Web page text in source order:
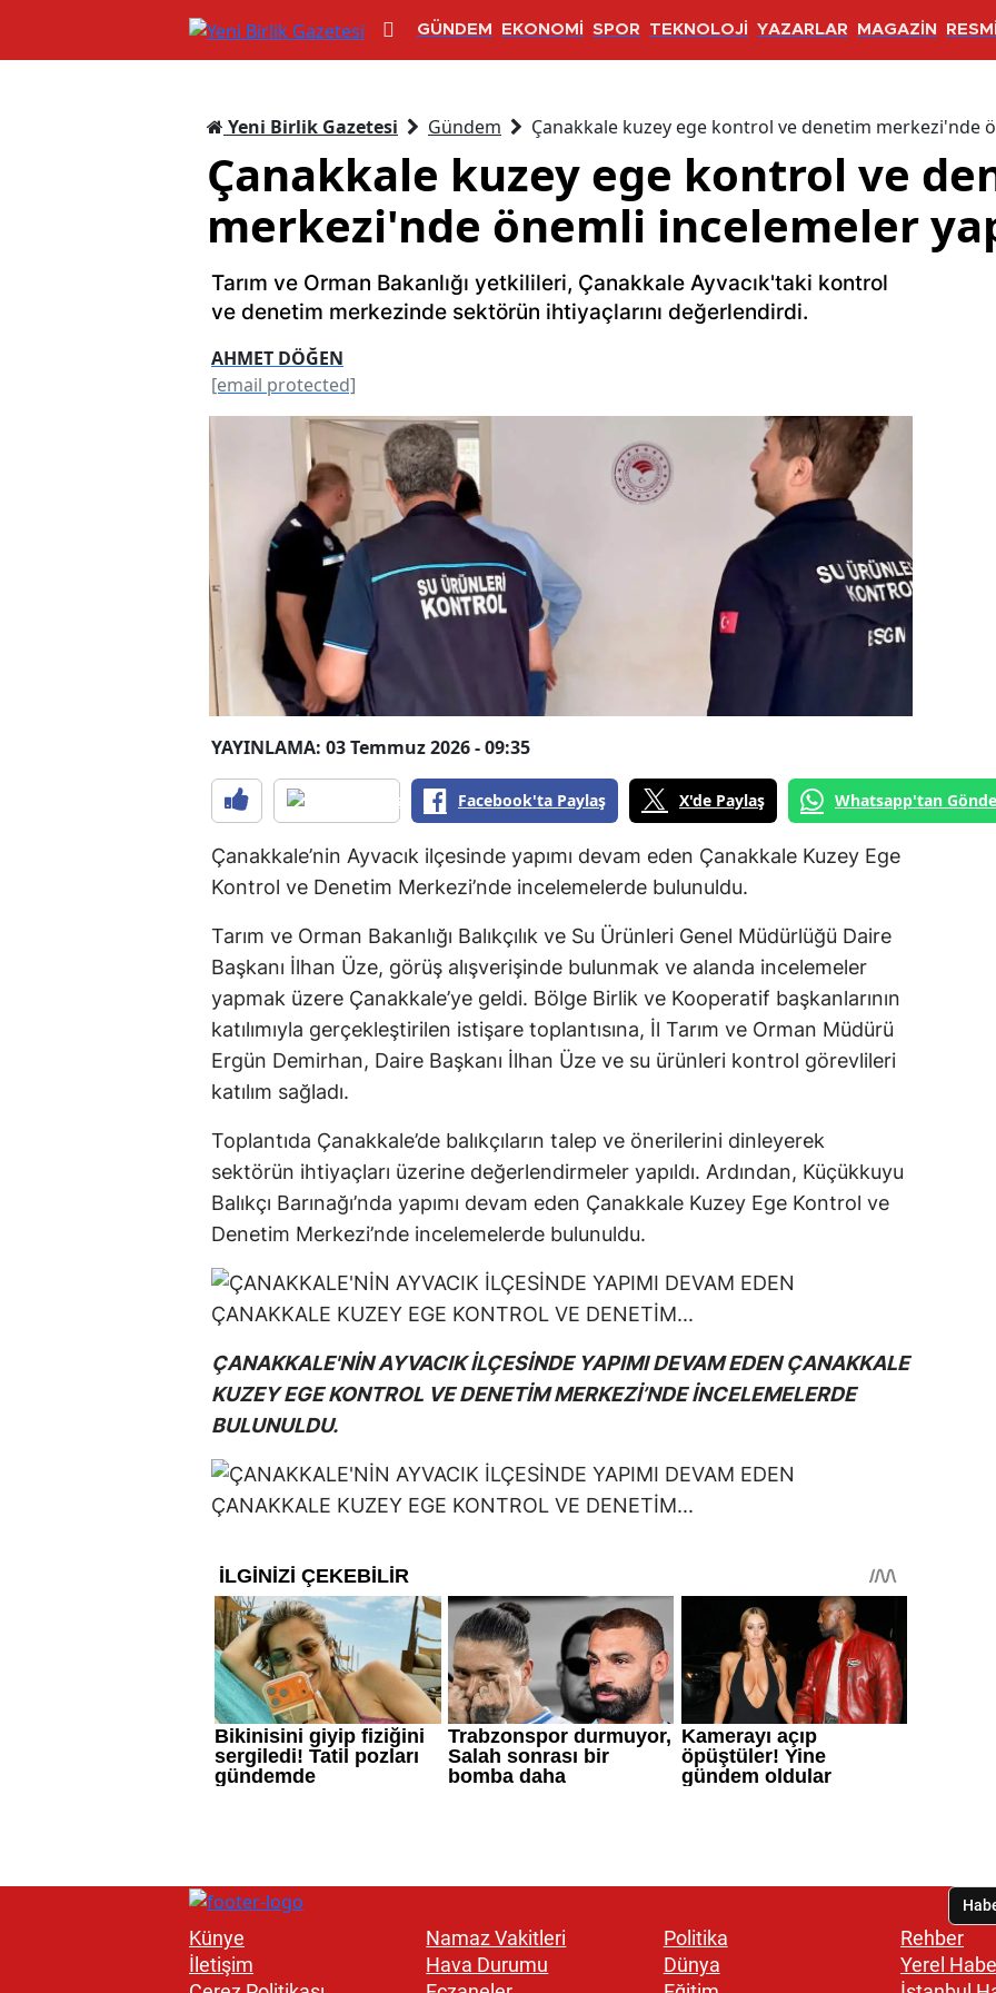
GÜNDEM EKONOMİ SPOR TEKNOLOJİ YAZARLAR MAGAZİN
Yeni Birlik Gazetesi Gündem Çanakkale kuzey ege kontrol ve denetim merkezi'nde
Çanakkale kuzey ege kontrol ve
merkezi'nde önemli incelemeler
Tarım ve Orman Bakanlığı yetkilileri, Çanakkale Ayvacık'taki kontrol
ve denetim merkezinde sektörün ihtiyaçlarını değerlendirdi.
AHMET DÖĞEN
[email protected]
YAYINLAMA: 03 Temmuz 2026 - 09:35
Facebook'ta Paylaş X'de Paylaş Whatsapp'tan
Çanakkale’nin Ayvacık ilçesinde yapımı devam eden Çanakkale Kuzey Ege
Kontrol ve Denetim Merkezi’nde incelemelerde bulunuldu.
Tarım ve Orman Bakanlığı Balıkçılık ve Su Ürünleri Genel Müdürlüğü Daire
Başkanı İlhan Üze, görüş alışverişinde bulunmak ve alanda incelemeler
yapmak üzere Çanakkale’ye geldi. Bölge Birlik ve Kooperatif başkanlarının
katılımıyla gerçekleştirilen istişare toplantısına, İl Tarım ve Orman Müdürü
Ergün Demirhan, Daire Başkanı İlhan Üze ve su ürünleri kontrol görevlileri
katılım sağladı.
Toplantıda Çanakkale’de balıkçıların talep ve önerilerini dinleyerek
sektörün ihtiyaçları üzerine değerlendirmeler yapıldı. Ardından, Küçükkuyu
Balıkçı Barınağı’nda yapımı devam eden Çanakkale Kuzey Ege Kontrol ve
Denetim Merkezi’nde incelemelerde bulunuldu.
ÇANAKKALE'NİN AYVACIK İLÇESİNDE YAPIMI DEVAM EDEN ÇANAKKALE
KUZEY EGE KONTROL VE DENETİM MERKEZİ’NDE İNCELEMELERDE
BULUNULDU.
Künye
İletişim
Namaz Vakitleri
Hava Durumu
Politika
Dünya
Rehber
Yerel